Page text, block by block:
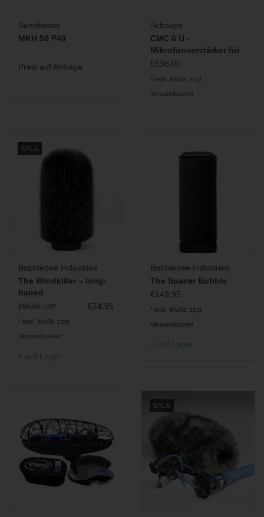
Sennheiser
MKH 50 P48
Preis auf Anfrage
Schoeps
CMC 6 U -
Mikrofonverstärker für
Colette-Serie
€638,00
* exkl. MwSt. zzgl.
Versandkosten
SALE
Bubblebee Industries
The Windkiller – long-
haired
€80,00 UVP €74,95
* exkl. MwSt. zzgl.
Versandkosten
auf Lager
Bubblebee Industries
The Spacer Bubble
€149,95
* exkl. MwSt. zzgl.
Versandkosten
auf Lager
SALE